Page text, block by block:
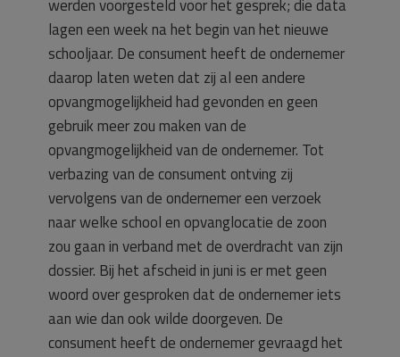
werden voorgesteld voor het gesprek; die data
lagen een week na het begin van het nieuwe
schooljaar. De consument heeft de ondernemer
daarop laten weten dat zij al een andere
opvangmogelijkheid had gevonden en geen
gebruik meer zou maken van de
opvangmogelijkheid van de ondernemer. Tot
verbazing van de consument ontving zij
vervolgens van de ondernemer een verzoek
naar welke school en opvanglocatie de zoon
zou gaan in verband met de overdracht van zijn
dossier. Bij het afscheid in juni is er met geen
woord over gesproken dat de ondernemer iets
aan wie dan ook wilde doorgeven. De
consument heeft de ondernemer gevraagd het